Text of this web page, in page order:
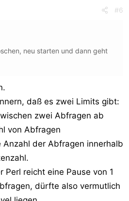
#6
neu starten und dann geht
daß es zwei Limits gibt:
zwei Abfragen ab
von Abfragen
der Abfragen innerhalb
Perl reicht eine Pause von 1
dürfte also vermutlich